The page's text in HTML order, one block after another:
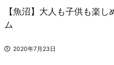
【魚沼】大人も子供も楽
ム
2020年7月23日